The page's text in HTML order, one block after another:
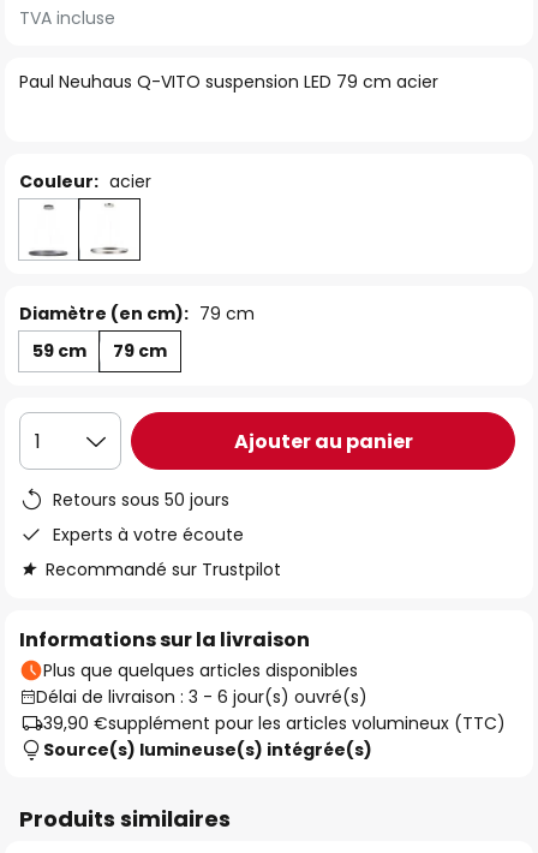
the
ofPaul Neuhaus Q-VITO suspension LED 79 cm acier
TVA incluse
Couleur: acier
Diamètre (en cm): 79 cm
59 cm
79 cm
1 Ajouter au panier
Retours sous 50 jours
Experts à votre écoute
Recommandé sur Trustpilot
Informations sur la livraison
Plus que quelques articles disponibles
Délai de livraison : 3 - 6 jour(s) ouvré(s)
39,90 €supplément pour les articles volumineux (TTC)
Source(s) lumineuse(s) intégrée(s)
Produits similaires